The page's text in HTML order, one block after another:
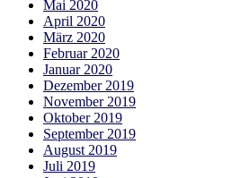
Mai 2020
April 2020
März 2020
Februar 2020
Januar 2020
Dezember 2019
November 2019
Oktober 2019
September 2019
August 2019
Juli 2019